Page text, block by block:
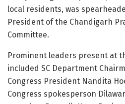
local residents, was
President of the Chandigarh
Committee.
Prominent leaders present at
included SC Department
Congress President Nandita
Congress spokesperson